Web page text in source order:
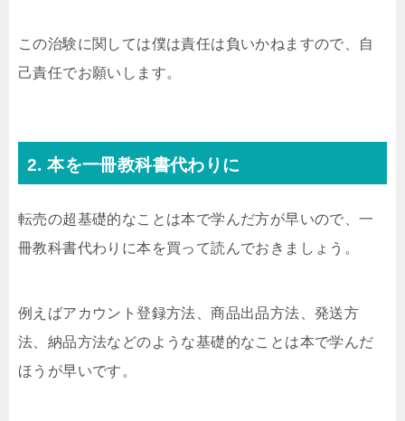
この治験に関しては僕は責任は負いかねますので、自
己責任でお願いします。
2. 本を一冊教科書代わりに
転売の超基礎的なことは本で学んだ方が早いので、一
冊教科書代わりに本を買って読んでおきましょう。
例えばアカウント登録方法、商品出品方法、発送方
法、納品方法などのような基礎的なことは本で学んだ
ほうが早いです。